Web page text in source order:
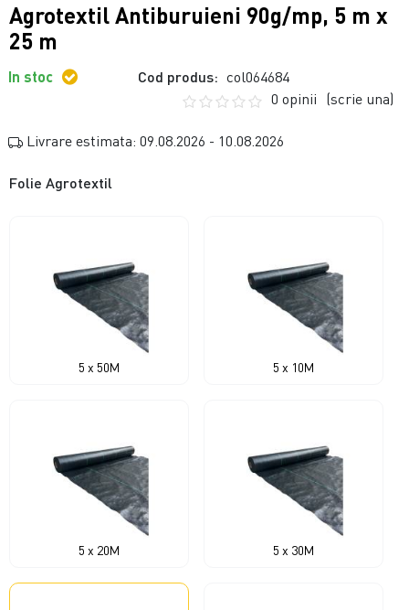
Agrotextil Antiburuieni 90g/mp, 5 m x
25 m
In stoc Cod produs: col064684
0 opinii (scrie una)
Livrare estimata: 09.08.2026 - 10.08.2026
Folie Agrotextil
5 x 50M 5 x 10M
5 x 20M 5 x 30M